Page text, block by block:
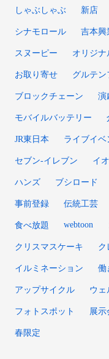
しゃぶしゃぶ 新店
シナモロール 吉本興
スヌーピー オリジ
お取り寄せ グルテン
ブロックチェーン 演
モバイルバッテリー
JR東日本 ライブイベ
セブン-イレブン イ
ハンズ ブシロード
事前登録 伝統工芸
食べ放題 webtoon
クリスマスケーキ ク
イルミネーション 働
アップサイクル ウェ
フォトスポット 展示
春限定